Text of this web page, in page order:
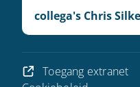
collega's Chris
Toegang extranet